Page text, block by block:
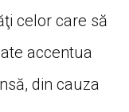
celor care să
accentua
din cauza